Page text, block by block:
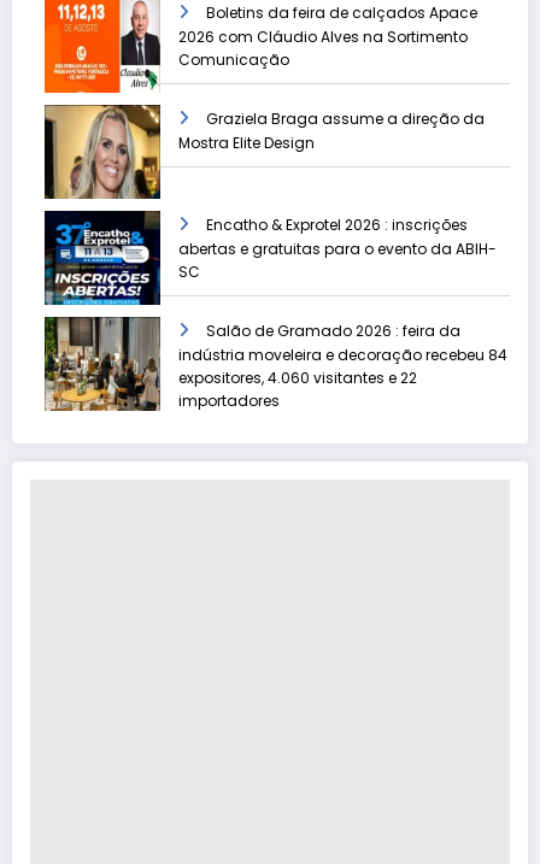
Boletins da feira de calçados Apace
2026 com Cláudio Alves na Sortimento
Comunicação
Graziela Braga assume a direção da
Mostra Elite Design
Encatho & Exprotel 2026 : inscrições
abertas e gratuitas para o evento da ABIH-
SC
Salão de Gramado 2026 : feira da
indústria moveleira e decoração recebeu 84
expositores, 4.060 visitantes e 22
importadores